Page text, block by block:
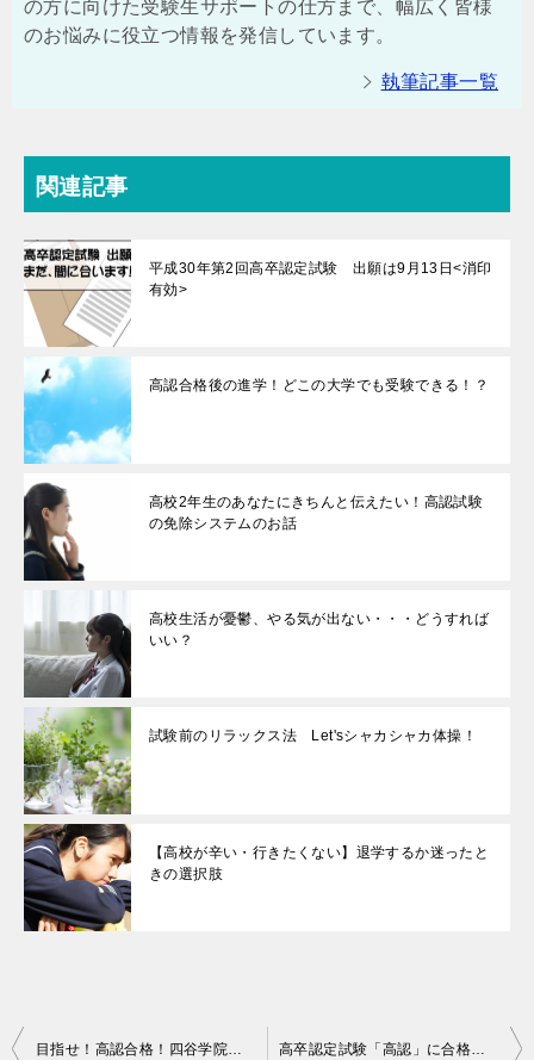
の方に向けた受験生サポートの仕方まで、幅広く皆様
のお悩みに役立つ情報を発信しています。
執筆記事一覧
関連記事
平成30年第2回高卒認定試験 出願は9月13日<消印
有効>
高認合格後の進学！どこの大学でも受験できる！？
高校2年生のあなたにきちんと伝えたい！高認試験
の免除システムのお話
高校生活が憂鬱、やる気が出ない・・・どうすれば
いい？
試験前のリラックス法 Let'sシャカシャカ体操！
【高校が辛い・行きたくない】退学するか迷ったと
きの選択肢
投
目指せ！高認合格！四谷学院の勝利の五箇条 高卒認定試験「高認」に合格しました！中退、ブランク、不安を乗り越えて短期合格